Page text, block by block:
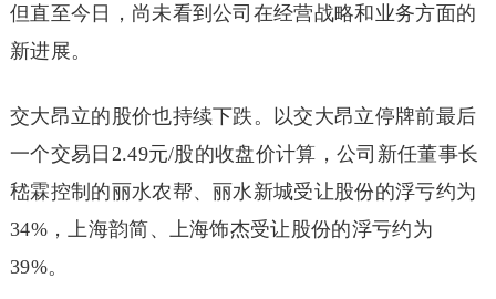
但直至今日，尚未看到公司在经营战略和业务方面的
新进展。
交大昂立的股价也持续下跌。以交大昂立停牌前最后
一个交易日2.49元/股的收盘价计算，公司新任董事长
嵇霖控制的丽水农帮、丽水新城受让股份的浮亏约为
34%，上海韵简、上海饰杰受让股份的浮亏约为
39%。